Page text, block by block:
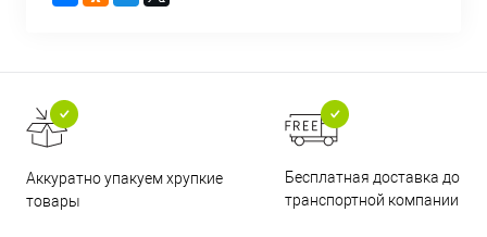
Аккуратно упакуем хрупкие
товары
Бесплатная доставка до
транспортной компании